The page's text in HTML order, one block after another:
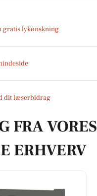
gratis lykønskning
dit læserbidrag
FRA VORES
ERHVERV